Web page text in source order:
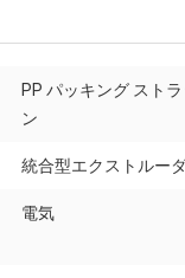
PP パッキング スト
ン
統合型エクストルー
電気